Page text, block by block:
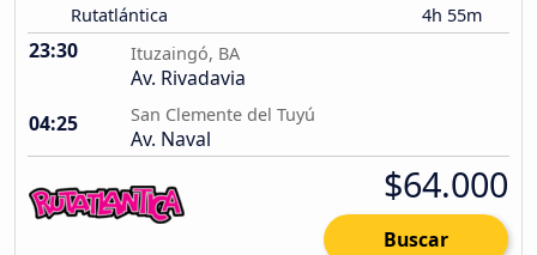
Rutatlántica 4h 55m
23:30 Ituzaingó, BA
Av. Rivadavia
04:25
San Clemente del Tuyú
Av. Naval
$64.000
Buscar